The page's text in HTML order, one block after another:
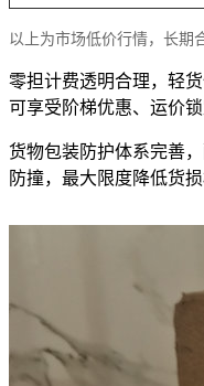
以上为市场低价行情，长期
零担计费透明合理，轻
可享受阶梯优惠、运价
货物包装防护体系完善
防撞，最大限度降低货